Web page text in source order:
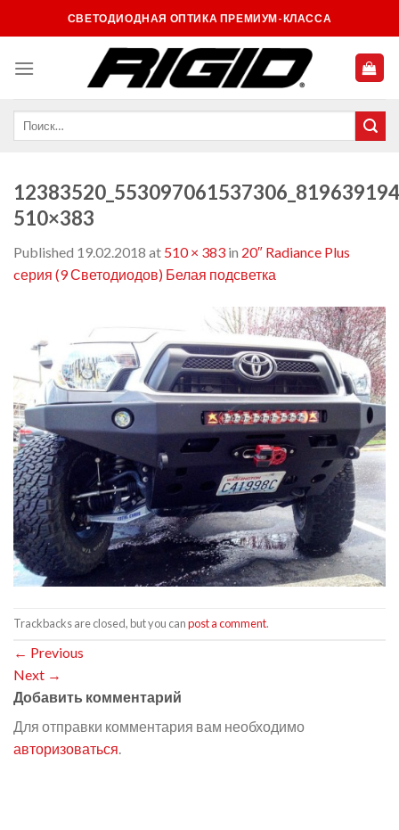
to
СВЕТОДИОДНАЯ ОПТИКА ПРЕМИУМ-КЛАССА
510×383
Published 19.02.2018 at 510 × 383 in 20″ Radiance Plus
cерия (9 Светодиодов) Белая подсветка
Trackbacks are closed, but you canpost a comment.
← Previous
Next →
Добавить комментарий
Для отправки комментария вам необходимо
авторизоваться.